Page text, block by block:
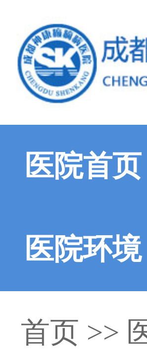
医院首页
医院环境
首页 >>